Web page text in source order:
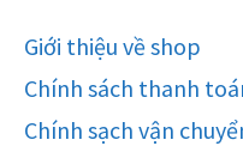
Giới thiệu về shop
Chính sách thanh
Chính sạch vận